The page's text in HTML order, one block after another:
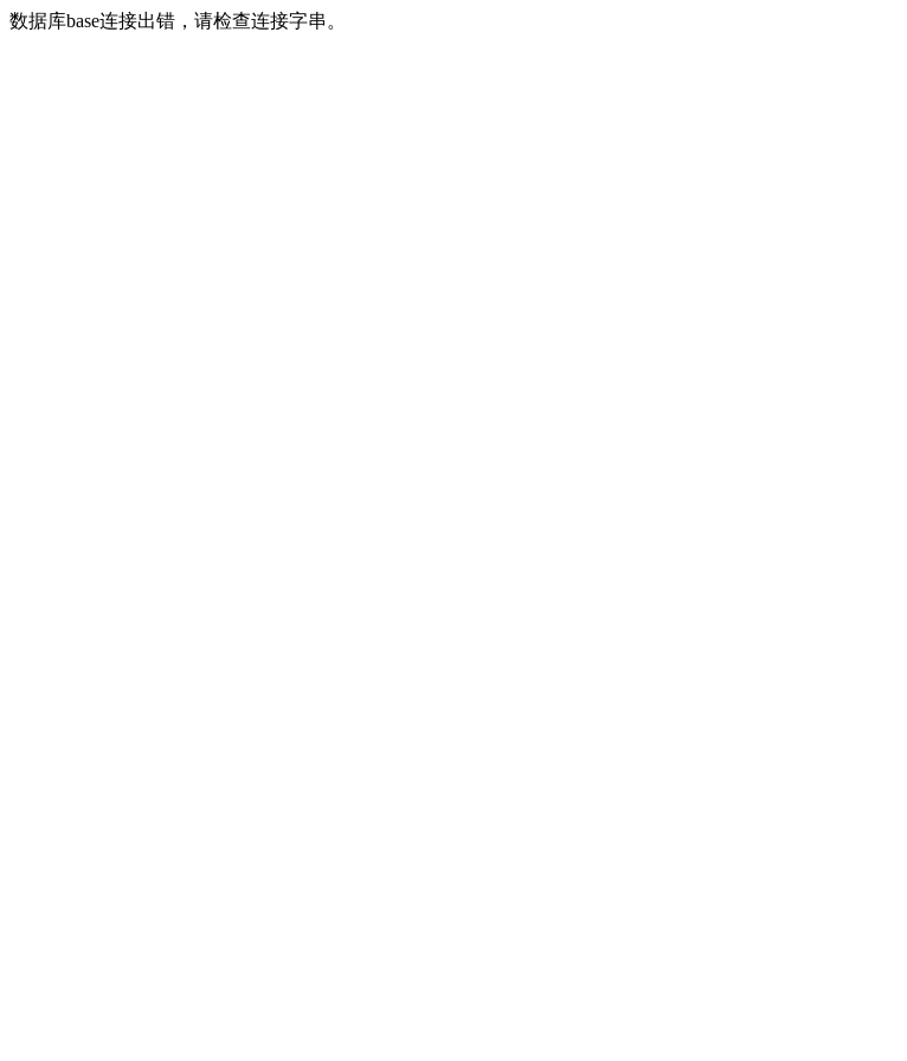
数据库base连接出错，请检查连接字串。